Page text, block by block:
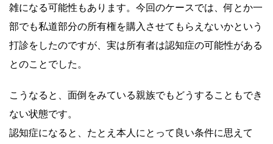
雑になる可能性もあります。今回のケースでは、何とか一
部でも私道部分の所有権を購入させてもらえないかという
打診をしたのですが、実は所有者は認知症の可能性がある
とのことでした。
こうなると、面倒をみている親族でもどうすることもでき
ない状態です。
認知症になると、たとえ本人にとって良い条件に思えて